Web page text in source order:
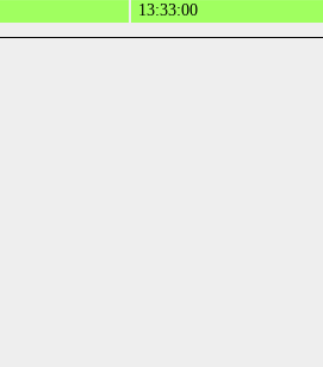
13:33:00